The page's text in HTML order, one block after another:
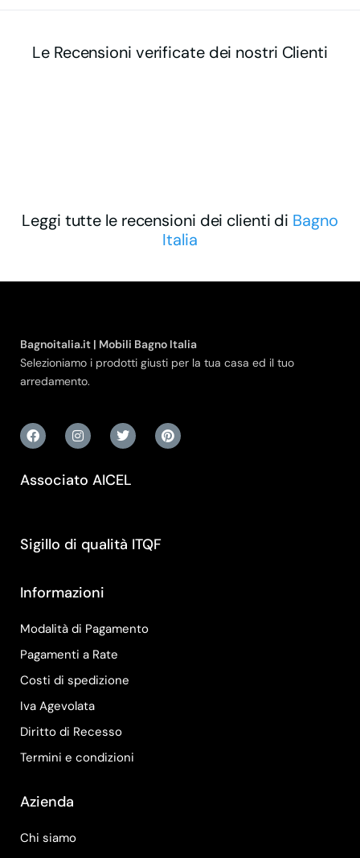
Le Recensioni verificate dei nostri Clienti
Leggi tutte le recensioni dei clienti di Bagno
Italia
Bagnoitalia.it | Mobili Bagno Italia
Selezioniamo i prodotti giusti per la tua casa ed il tuo
arredamento.
Associato AICEL
Sigillo di qualità ITQF
Informazioni
Modalità di Pagamento
Pagamenti a Rate
Costi di spedizione
Iva Agevolata
Diritto di Recesso
Termini e condizioni
Azienda
Chi siamo